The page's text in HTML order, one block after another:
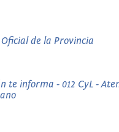
de la Provincia
te informa - 012 CyL -